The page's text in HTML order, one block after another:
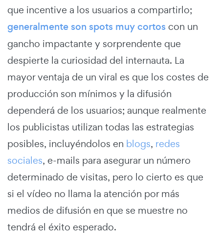
que incentive a los usuarios a compartirlo;
generalmente son spots muy cortos con un
gancho impactante y sorprendente que
despierte la curiosidad del internauta. La
mayor ventaja de un viral es que los costes de
producción son mínimos y la difusión
dependerá de los usuarios; aunque realmente
los publicistas utilizan todas las estrategias
posibles, incluyéndolos en blogs, redes
sociales, e-mails para asegurar un número
determinado de visitas, pero lo cierto es que
si el vídeo no llama la atención por más
medios de difusión en que se muestre no
tendrá el éxito esperado.